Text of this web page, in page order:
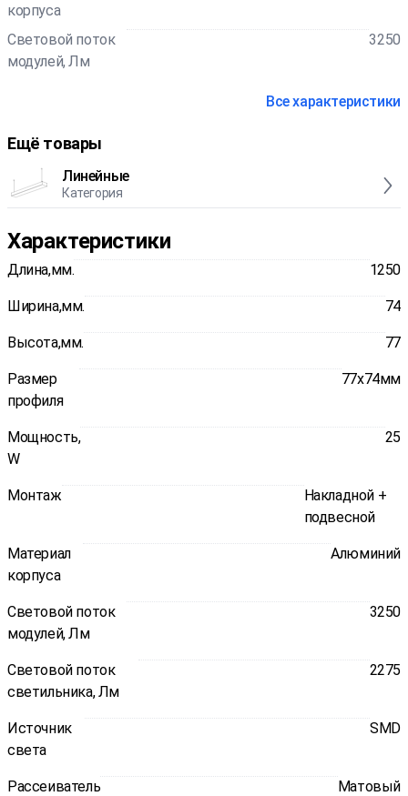
корпуса
Световой поток
модулей, Лм
3250
Все характеристики
Ещё товары
Линейные
Категория
Характеристики
Длина,мм. 1250
Ширина,мм. 74
Высота,мм. 77
Размер
профиля
77x74мм
Мощность,
W
25
Монтаж
Накладной +
подвесной
Материал
корпуса
Алюминий
Световой поток
модулей, Лм
3250
Световой поток
светильника, Лм
2275
Источник
света
SMD
Рассеиватель Матовый